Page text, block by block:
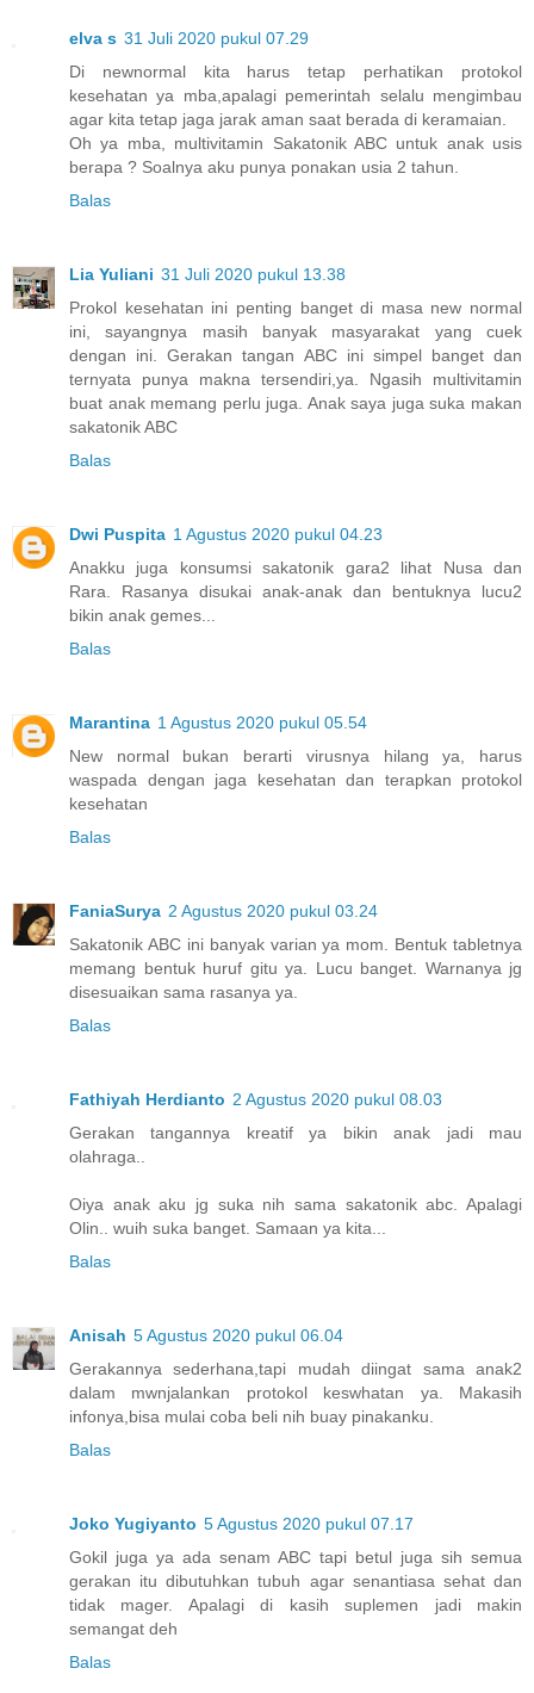
elva s 31 Juli 2020 pukul 07.29
Di newnormal kita harus tetap perhatikan protokol
kesehatan ya mba,apalagi pemerintah selalu mengimbau
agar kita tetap jaga jarak aman saat berada di keramaian.
Oh ya mba, multivitamin Sakatonik ABC untuk anak usis
berapa ? Soalnya aku punya ponakan usia 2 tahun.
Balas
Lia Yuliani 31 Juli 2020 pukul 13.38
Prokol kesehatan ini penting banget di masa new normal
ini, sayangnya masih banyak masyarakat yang cuek
dengan ini. Gerakan tangan ABC ini simpel banget dan
ternyata punya makna tersendiri,ya. Ngasih multivitamin
buat anak memang perlu juga. Anak saya juga suka makan
sakatonik ABC
Balas
Dwi Puspita 1 Agustus 2020 pukul 04.23
Anakku juga konsumsi sakatonik gara2 lihat Nusa dan
Rara. Rasanya disukai anak-anak dan bentuknya lucu2
bikin anak gemes...
Balas
Marantina 1 Agustus 2020 pukul 05.54
New normal bukan berarti virusnya hilang ya, harus
waspada dengan jaga kesehatan dan terapkan protokol
kesehatan
Balas
FaniaSurya 2 Agustus 2020 pukul 03.24
Sakatonik ABC ini banyak varian ya mom. Bentuk tabletnya
memang bentuk huruf gitu ya. Lucu banget. Warnanya jg
disesuaikan sama rasanya ya.
Balas
Fathiyah Herdianto 2 Agustus 2020 pukul 08.03
Gerakan tangannya kreatif ya bikin anak jadi mau
olahraga..
Oiya anak aku jg suka nih sama sakatonik abc. Apalagi
Olin.. wuih suka banget. Samaan ya kita...
Balas
Anisah 5 Agustus 2020 pukul 06.04
Gerakannya sederhana,tapi mudah diingat sama anak2
dalam mwnjalankan protokol keswhatan ya. Makasih
infonya,bisa mulai coba beli nih buay pinakanku.
Balas
Joko Yugiyanto 5 Agustus 2020 pukul 07.17
Gokil juga ya ada senam ABC tapi betul juga sih semua
gerakan itu dibutuhkan tubuh agar senantiasa sehat dan
tidak mager. Apalagi di kasih suplemen jadi makin
semangat deh
Balas